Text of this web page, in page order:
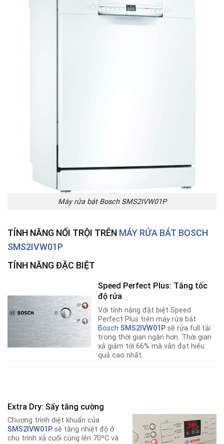
Máy rửa bát Bosch SMS2IVW01P
TÍNH NĂNG NỔI TRỘI TRÊN MÁY RỬA BÁT BOSCH
SMS2IVW01P
TÍNH NĂNG ĐẶC BIỆT
Speed Perfect Plus: Tăng tốc
độ rửa
Với tính năng đặt biệt Speed
Perfect Plus trên máy rửa bát
BoschSMS2IVW01P sẽ rửa full tải
trong thời gian ngắn hơn. Thời gian
xả giảm tới 66% mà vẫn đạt hiêu
quả cao nhất.
Extra Dry: Sấy tăng cường
Chương trình diệt khuẩn của
SMS2IVW01P sẽ tăng nhiệt độ ở
chu trình xả cuối cùng lên 70ºC và